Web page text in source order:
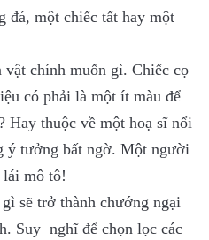
đá, một chiếc tất hay một
vật chính muốn gì. Chiếc cọ
có phải là một ít màu để
Hay thuộc về một hoạ sĩ nổi
ý tưởng bất ngờ. Một người
lái mô tô!
sẽ trở thành chướng ngại
Suy nghĩ để chọn lọc các